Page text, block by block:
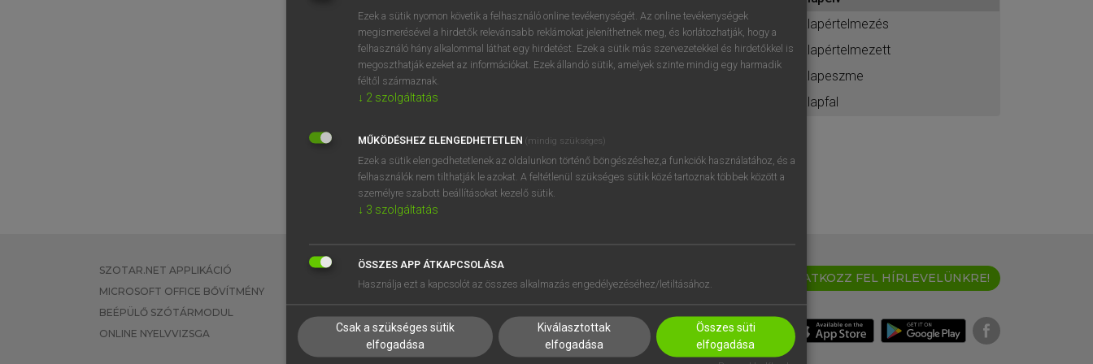
BELÉPÉS
próbaverziójának elindításához
regisztrálok ésbelépek.
REGISZTRÁCIÓ
alapértelmezés
alapértelmezett
alapeszme
alapfal
SZOTAR.NET APPLIKÁCIÓ
MICROSOFT OFFICE BŐVÍTMÉNY
BEÉPÜLŐ SZÓTÁRMODUL
ONLINE NYELVVIZSGA
EGYÉNI FELHASZNÁLÓKNAK
TANULÓKNAK
VÁLLALATI MEGOLDÁSOK
SÚGÓ
RÓLUNK
SÜTI BEÁLLÍTÁSOK
IRATKOZZ FEL HÍRLEVELÜNKRE!
Ezek a sütik nyomon követik a felhasználó online tevékenységét. Az online tevékenységek
megismerésével a hirdetők relevánsabb reklámokat jeleníthetnek meg, és korlátozhatják, hogy a
felhasználó hány alkalommal láthat egy hirdetést. Ezek a sütik más szervezetekkel és hirdetőkkel is
megoszthatják ezeket az információkat. Ezek állandó sütik, amelyek szinte mindig egy harmadik
féltől származnak.
↓ 2 szolgáltatás
MŰKÖDÉSHEZ ELENGEDHETETLEN (mindig szükséges)
Ezek a sütik elengedhetetlenek az oldalunkon történő böngészéshez,a funkciók használatához, és a
felhasználók nem tilthatják le azokat. A feltétlenül szükséges sütik közé tartoznak többek között a
személyre szabott beállításokat kezelő sütik.
↓ 3 szolgáltatás
ÖSSZES APP ÁTKAPCSOLÁSA
Használja ezt a kapcsolót az összes alkalmazás engedélyezéséhez/letiltásához.
Csak a szükséges sütik
elfogadása
Kiválasztottak
elfogadása
Összes süti
elfogadása